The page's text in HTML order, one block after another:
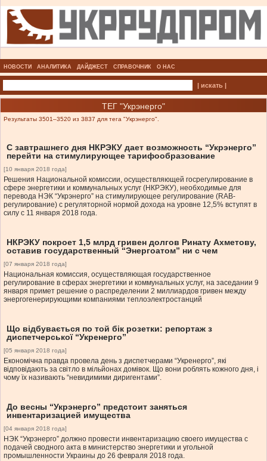
НОВОСТИ АНАЛИТИКА ДАЙДЖЕСТ СПРАВОЧНИК О НАС
| искать |
ТЕГ "Укрэнерго"
Результаты 3501–3520 из 3837 для тега "Укрэнерго".
С завтрашнего дня НКРЭКУ дает возможность “Укрэнерго”
перейти на стимулирующее тарифообразование
[10 января 2018 года]
Решения Национальной комиссии, осуществляющей госрегулирование в
сфере энергетики и коммунальных услуг (НКРЭКУ), необходимые для
перевода НЭК “Укрэнерго” на стимулирующее регулирование (RAB-
регулирование) с регуляторной нормой дохода на уровне 12,5% вступят в
силу с 11 января 2018 года.
НКРЭКУ покроет 1,5 млрд гривен долгов Ринату Ахметову,
оставив государственный “Энергоатом” ни с чем
[07 января 2018 года]
Национальная комиссия, осуществляющая государственное
регулирование в сферах энергетики и коммунальных услуг, на заседании 9
января примет решение о распределении 2 миллиардов гривен между
энергогенерирующими компаниями теплоэлектростанций
Що відбувається по той бік розетки: репортаж з
диспетчерської “Укренерго”
[05 января 2018 года]
Економічна правда провела день з диспетчерами “Укренерго”, які
відповідають за світло в мільйонах домівок. Що вони роблять кожного дня, і
чому їх називають “невидимими диригентами”.
До весны “Укрэнерго” предстоит заняться
инвентаризацией имущества
[04 января 2018 года]
НЭК “Укрэнерго” должно провести инвентаризацию своего имущества с
подачей сводного акта в министерство энергетики и угольной
промышленности Украины до 26 февраля 2018 года.